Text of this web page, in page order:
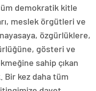
demokratik kitle
meslek örgütleri ve
özgürlüklere,
gösteri ve
sahip çıkan
kez daha tüm